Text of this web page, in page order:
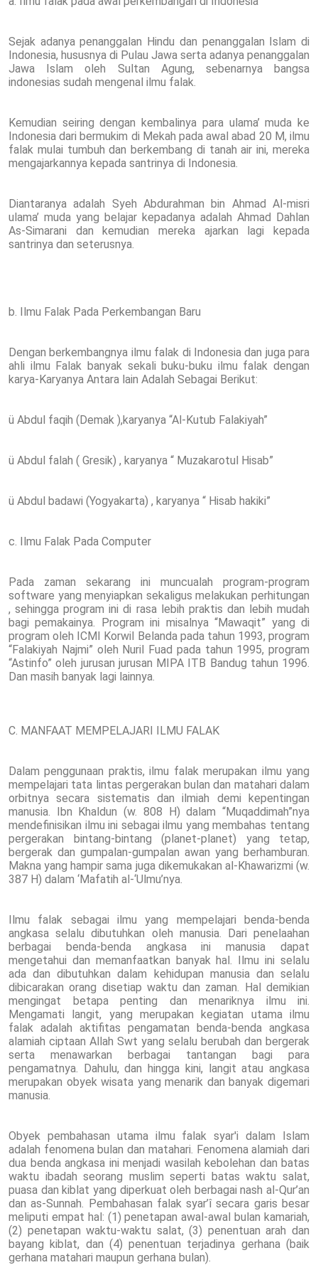
Sejak adanya penanggalan Hindu dan penanggalan Islam di
Indonesia, hususnya di Pulau Jawa serta adanya penanggalan
Jawa Islam oleh Sultan Agung, sebenarnya bangsa
indonesias sudah mengenal ilmu falak.
Kemudian seiring dengan kembalinya para ulama’ muda ke
Indonesia dari bermukim di Mekah pada awal abad 20 M, ilmu
falak mulai tumbuh dan berkembang di tanah air ini, mereka
mengajarkannya kepada santrinya di Indonesia.
Diantaranya adalah Syeh Abdurahman bin Ahmad Al-misri
ulama’ muda yang belajar kepadanya adalah Ahmad Dahlan
As-Simarani dan kemudian mereka ajarkan lagi kepada
santrinya dan seterusnya.
b. Ilmu Falak Pada Perkembangan Baru
Dengan berkembangnya ilmu falak di Indonesia dan juga para
ahli ilmu Falak banyak sekali buku-buku ilmu falak dengan
karya-Karyanya Antara lain Adalah Sebagai Berikut:
ü Abdul faqih (Demak ),karyanya “Al-Kutub Falakiyah”
ü Abdul falah ( Gresik) , karyanya “ Muzakarotul Hisab”
ü Abdul badawi (Yogyakarta) , karyanya “ Hisab hakiki”
c. Ilmu Falak Pada Computer
Pada zaman sekarang ini muncualah program-program
software yang menyiapkan sekaligus melakukan perhitungan
, sehingga program ini di rasa lebih praktis dan lebih mudah
bagi pemakainya. Program ini misalnya “Mawaqit” yang di
program oleh ICMI Korwil Belanda pada tahun 1993, program
“Falakiyah Najmi” oleh Nuril Fuad pada tahun 1995, program
“Astinfo” oleh jurusan jurusan MIPA ITB Bandug tahun 1996.
Dan masih banyak lagi lainnya.
C. MANFAAT MEMPELAJARI ILMU FALAK
Dalam penggunaan praktis, ilmu falak merupakan ilmu yang
mempelajari tata lintas pergerakan bulan dan matahari dalam
orbitnya secara sistematis dan ilmiah demi kepentingan
manusia. Ibn Khaldun (w. 808 H) dalam “Muqaddimah”nya
mendefinisikan ilmu ini sebagai ilmu yang membahas tentang
pergerakan bintang-bintang (planet-planet) yang tetap,
bergerak dan gumpalan-gumpalan awan yang berhamburan.
Makna yang hampir sama juga dikemukakan al-Khawarizmi (w.
387 H) dalam ‘Mafatih al-‘Ulmu’nya.
Ilmu falak sebagai ilmu yang mempelajari benda-benda
angkasa selalu dibutuhkan oleh manusia. Dari penelaahan
berbagai benda-benda angkasa ini manusia dapat
mengetahui dan memanfaatkan banyak hal. Ilmu ini selalu
ada dan dibutuhkan dalam kehidupan manusia dan selalu
dibicarakan orang disetiap waktu dan zaman. Hal demikian
mengingat betapa penting dan menariknya ilmu ini.
Mengamati langit, yang merupakan kegiatan utama ilmu
falak adalah aktifitas pengamatan benda-benda angkasa
alamiah ciptaan Allah Swt yang selalu berubah dan bergerak
serta menawarkan berbagai tantangan bagi para
pengamatnya. Dahulu, dan hingga kini, langit atau angkasa
merupakan obyek wisata yang menarik dan banyak digemari
manusia.
Obyek pembahasan utama ilmu falak syar'i dalam Islam
adalah fenomena bulan dan matahari. Fenomena alamiah dari
dua benda angkasa ini menjadi wasilah kebolehan dan batas
waktu ibadah seorang muslim seperti batas waktu salat,
puasa dan kiblat yang diperkuat oleh berbagai nash al-Qur’an
dan as-Sunnah. Pembahasan falak syar’î secara garis besar
meliputi empat hal: (1) penetapan awal-awal bulan kamariah,
(2) penetapan waktu-waktu salat, (3) penentuan arah dan
bayang kiblat, dan (4) penentuan terjadinya gerhana (baik
gerhana matahari maupun gerhana bulan).